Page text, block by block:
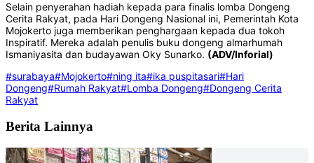
Selain penyerahan hadiah kepada para finalis lomba Dongeng
Cerita Rakyat, pada Hari Dongeng Nasional ini, Pemerintah Kota
Mojokerto juga memberikan penghargaan kepada dua tokoh
Inspiratif. Mereka adalah penulis buku dongeng almarhumah
Ismaniyasita dan budayawan Oky Sunarko. (ADV/Inforial)
#surabaya#Mojokerto#ning ita#ika puspitasari#Hari
Dongeng#Rumah Rakyat#Lomba Dongeng#Dongeng Cerita
Rakyat
Berita Lainnya